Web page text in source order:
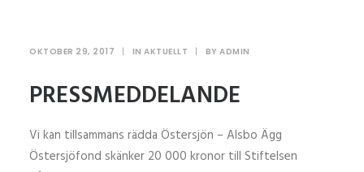
OKTOBER 29, 2017 | IN AKTUELLT | BY ADMIN
PRESSMEDDELANDE
Vi kan tillsammans rädda Östersjön – Alsbo Ägg
Östersjöfond skänker 20 000 kronor till Stiftelsen